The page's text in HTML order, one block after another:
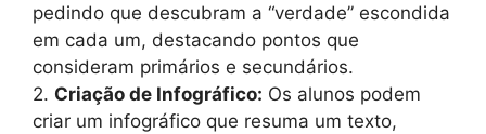
pedindo que descubram a “verdade” escondida
em cada um, destacando pontos que
consideram primários e secundários.
2. Criação de Infográfico: Os alunos podem
criar um infográfico que resuma um texto,